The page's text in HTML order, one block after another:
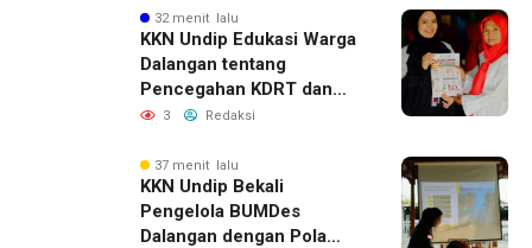
32 menit lalu
KKN Undip Edukasi Warga
Dalangan tentang
Pencegahan KDRT dan
Komunikasi Keluarga
3 Redaksi
37 menit lalu
KKN Undip Bekali
Pengelola BUMDes
Dalangan dengan Pola